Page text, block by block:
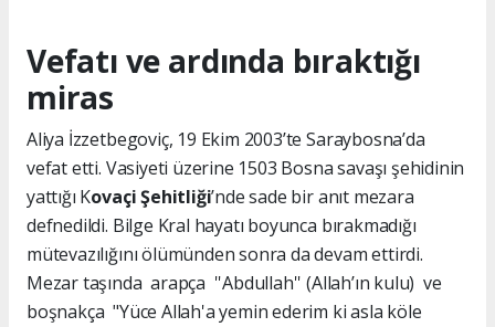
Vefatı ve ardında bıraktığı
miras
Aliya İzzetbegoviç, 19 Ekim 2003’te Saraybosna’da
vefat etti. Vasiyeti üzerine 1503 Bosna savaşı şehidinin
yattığı Kovaçi Şehitliği’nde sade bir anıt mezara
defnedildi. Bilge Kral hayatı boyunca bırakmadığı
mütevazılığını ölümünden sonra da devam ettirdi.
Mezar taşında arapça ''Abdullah'' (Allah’ın kulu) ve
boşnakça "Yüce Allah'a yemin ederim ki asla köle